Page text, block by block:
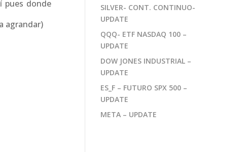
pues donde
agrandar)
SILVER- CONT. CONTINUO-
UPDATE
QQQ- ETF NASDAQ 100 –
UPDATE
DOW JONES INDUSTRIAL –
UPDATE
ES_F – FUTURO SPX 500 –
UPDATE
META – UPDATE